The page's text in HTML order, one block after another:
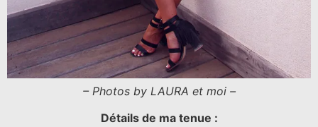
– Photos by LAURA et moi –
Détails de ma tenue :